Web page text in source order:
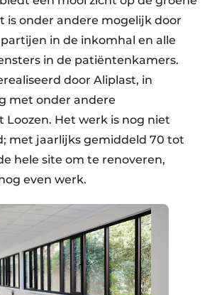
is onder andere mogelijk door
in de inkomhal en alle
in de patiëntenkamers.
door Aliplast, in
met onder andere
Het werk is nog niet
met jaarlijks gemiddeld 70 tot
hele site om te renoveren,
even werk.